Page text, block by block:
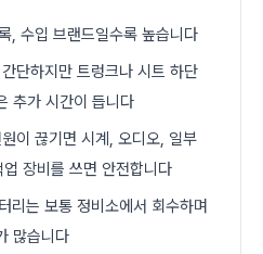
, 수입 브랜드일수록 높습니다
단하지만 트렁크나 시트 하단
추가 시간이 듭니다
이 끊기면 시계, 오디오, 일부
장비를 쓰면 안전합니다
리는 보통 정비소에서 회수하며
많습니다